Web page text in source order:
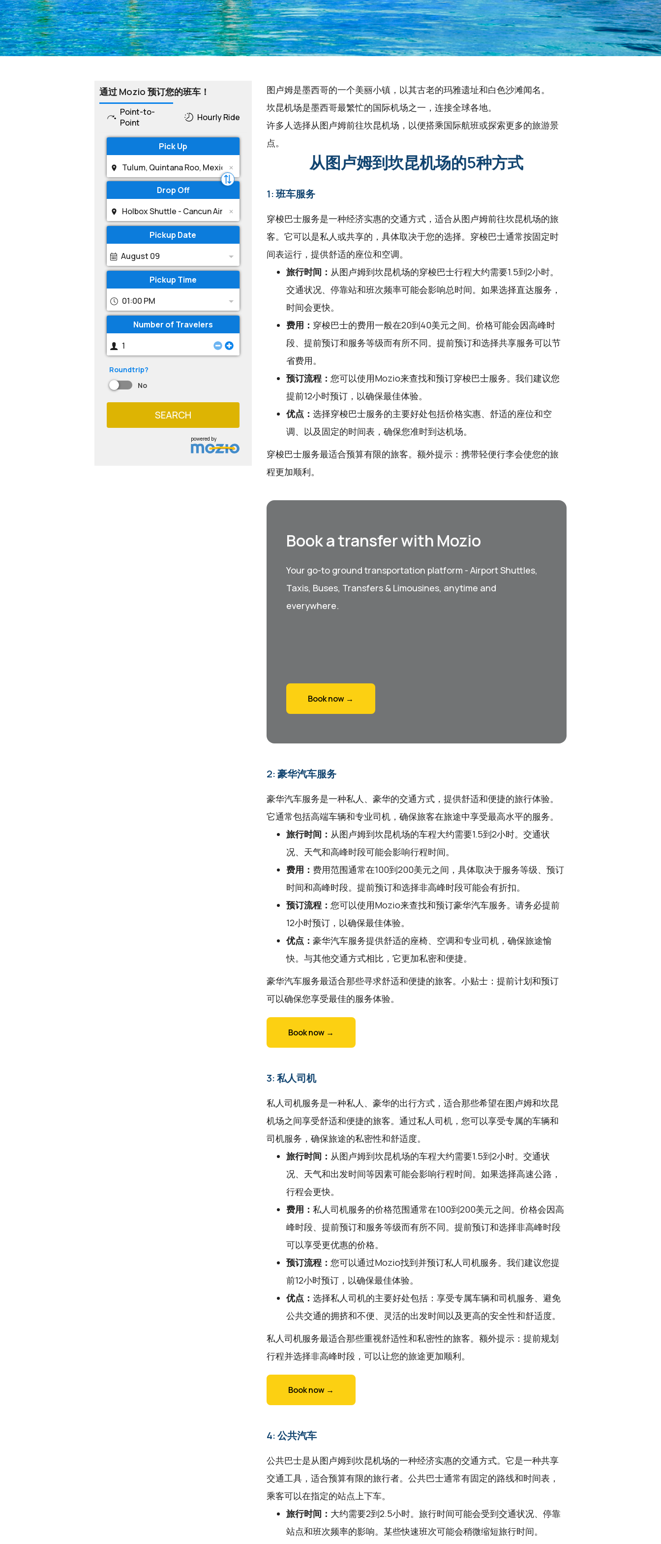
通过 Mozio 预订您的班车！
Point-to-
Point
Hourly Ride
Pick Up
Drop Off
Pickup Date
August 09
Pickup Time
01:00 PM
Number of Travelers
Roundtrip?
No
SEARCH
powered by
图卢姆是墨西哥的一个美丽小镇，以其古老的玛雅遗址和白色沙滩闻名。
坎昆机场是墨西哥最繁忙的国际机场之一，连接全球各地。
许多人选择从图卢姆前往坎昆机场，以便搭乘国际航班或探索更多的旅游景
点。
从图卢姆到坎昆机场的5种方式
1: 班车服务
穿梭巴士服务是一种经济实惠的交通方式，适合从图卢姆前往坎昆机场的旅
客。它可以是私人或共享的，具体取决于您的选择。穿梭巴士通常按固定时
间表运行，提供舒适的座位和空调。
旅行时间： 从图卢姆到坎昆机场的穿梭巴士行程大约需要1.5到2小时。
交通状况、停靠站和班次频率可能会影响总时间。如果选择直达服务，
时间会更快。
费用： 穿梭巴士的费用一般在20到40美元之间。价格可能会因高峰时
段、提前预订和服务等级而有所不同。提前预订和选择共享服务可以节
省费用。
预订流程： 您可以使用Mozio来查找和预订穿梭巴士服务。我们建议您
提前12小时预订，以确保最佳体验。
优点： 选择穿梭巴士服务的主要好处包括价格实惠、舒适的座位和空
调、以及固定的时间表，确保您准时到达机场。
穿梭巴士服务最适合预算有限的旅客。额外提示：携带轻便行李会使您的旅
程更加顺利。
Book a transfer with Mozio
Your go-to ground transportation platform - Airport Shuttles,
Taxis, Buses, Transfers & Limousines, anytime and
everywhere.
Book now →
2: 豪华汽车服务
豪华汽车服务是一种私人、豪华的交通方式，提供舒适和便捷的旅行体验。
它通常包括高端车辆和专业司机，确保旅客在旅途中享受最高水平的服务。
旅行时间： 从图卢姆到坎昆机场的车程大约需要1.5到2小时。交通状
况、天气和高峰时段可能会影响行程时间。
费用： 费用范围通常在100到200美元之间，具体取决于服务等级、预订
时间和高峰时段。提前预订和选择非高峰时段可能会有折扣。
预订流程： 您可以使用Mozio来查找和预订豪华汽车服务。请务必提前
12小时预订，以确保最佳体验。
优点： 豪华汽车服务提供舒适的座椅、空调和专业司机，确保旅途愉
快。与其他交通方式相比，它更加私密和便捷。
豪华汽车服务最适合那些寻求舒适和便捷的旅客。小贴士：提前计划和预订
可以确保您享受最佳的服务体验。
Book now →
3: 私人司机
私人司机服务是一种私人、豪华的出行方式，适合那些希望在图卢姆和坎昆
机场之间享受舒适和便捷的旅客。通过私人司机，您可以享受专属的车辆和
司机服务，确保旅途的私密性和舒适度。
旅行时间： 从图卢姆到坎昆机场的车程大约需要1.5到2小时。交通状
况、天气和出发时间等因素可能会影响行程时间。如果选择高速公路，
行程会更快。
费用： 私人司机服务的价格范围通常在100到200美元之间。价格会因高
峰时段、提前预订和服务等级而有所不同。提前预订和选择非高峰时段
可以享受更优惠的价格。
预订流程： 您可以通过Mozio找到并预订私人司机服务。我们建议您提
前12小时预订，以确保最佳体验。
优点： 选择私人司机的主要好处包括：享受专属车辆和司机服务、避免
公共交通的拥挤和不便、灵活的出发时间以及更高的安全性和舒适度。
私人司机服务最适合那些重视舒适性和私密性的旅客。额外提示：提前规划
行程并选择非高峰时段，可以让您的旅途更加顺利。
Book now →
4: 公共汽车
公共巴士是从图卢姆到坎昆机场的一种经济实惠的交通方式。它是一种共享
交通工具，适合预算有限的旅行者。公共巴士通常有固定的路线和时间表，
乘客可以在指定的站点上下车。
旅行时间： 大约需要2到2.5小时。旅行时间可能会受到交通状况、停靠
站点和班次频率的影响。某些快速班次可能会稍微缩短旅行时间。